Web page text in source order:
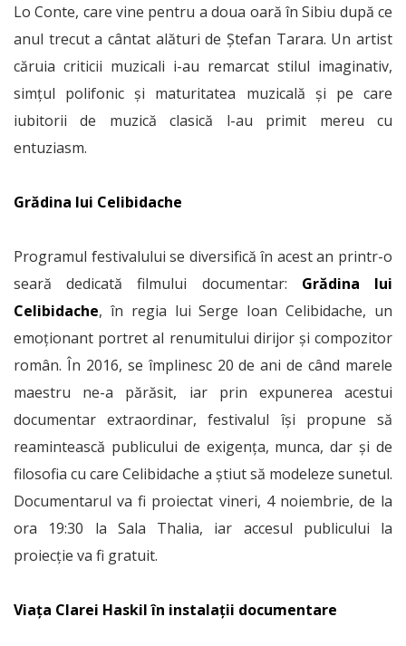
Lo Conte, care vine pentru a doua oară în Sibiu după ce
anul trecut a cântat alături de Ștefan Tarara. Un artist
căruia criticii muzicali i-au remarcat stilul imaginativ,
simțul polifonic și maturitatea muzicală și pe care
iubitorii de muzică clasică l-au primit mereu cu
entuziasm.
Grădina lui Celibidache
Programul festivalului se diversifică în acest an printr-o
seară dedicată filmului documentar: Grădina lui
Celibidache, în regia lui Serge Ioan Celibidache, un
emoționant portret al renumitului dirijor și compozitor
român. În 2016, se împlinesc 20 de ani de când marele
maestru ne-a părăsit, iar prin expunerea acestui
documentar extraordinar, festivalul își propune să
reamintească publicului de exigența, munca, dar și de
filosofia cu care Celibidache a știut să modeleze sunetul.
Documentarul va fi proiectat vineri, 4 noiembrie, de la
ora 19:30 la Sala Thalia, iar accesul publicului la
proiecție va fi gratuit.
Viața Clarei Haskil în instalații documentare